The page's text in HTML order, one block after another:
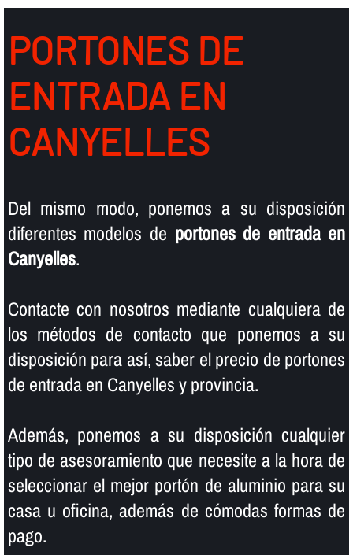
PORTONES DE
ENTRADA EN
CANYELLES
Del mismo modo, ponemos a su disposición
diferentes modelos de portones de entrada en
Canyelles.
Contacte con nosotros mediante cualquiera de
los métodos de contacto que ponemos a su
disposición para así­, saber el precio de portones
de entrada en Canyelles y provincia.
Además, ponemos a su disposición cualquier
tipo de asesoramiento que necesite a la hora de
seleccionar el mejor portón de aluminio para su
casa u oficina, además de cómodas formas de
pago.